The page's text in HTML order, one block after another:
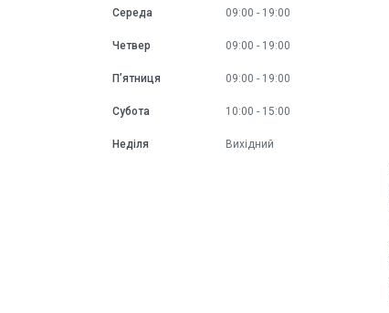
Середа 09:00 19:00
Четвер 09:00 19:00
Пʼятниця 09:00 19:00
Субота 10:00 15:00
Неділя Вихідний